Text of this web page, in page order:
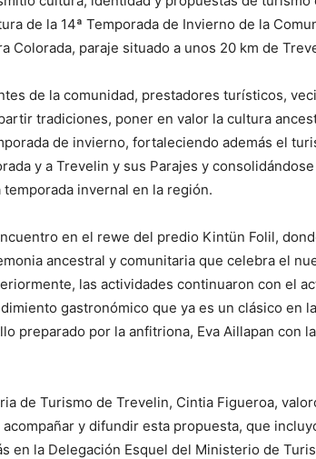
de la 14ª Temporada de Invierno de la
Colorada, paraje situado a unos 20 km de
de la comunidad, prestadores turísticos,
tradiciones, poner en valor la cultura
de invierno, fortaleciendo además el
y a Trevelin y sus Parajes y
invernal en la región.
en el rewe del predio Kintün Folil,
ancestral y comunitaria que celebra el
las actividades continuaron con el
gastronómico que ya es un clásico en
preparado por la anfitriona, Eva Aillapan con
de Turismo de Trevelin, Cintia Figueroa,
y difundir esta propuesta, que
en la Delegación Esquel del Ministerio de